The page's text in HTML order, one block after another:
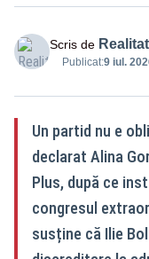
Scris de
Publicat:9 iul.
Un partid nu e
declarat Alina
Plus, după ce
congresul
susține că Ilie